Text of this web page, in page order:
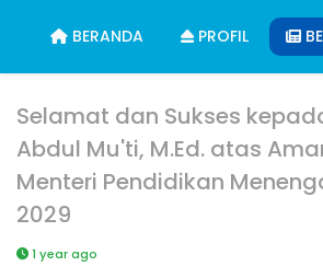
BERANDA PROFIL
Selamat dan Sukses
Abdul Mu'ti, M.Ed. atas
Menteri Pendidikan
2029
1 year ago